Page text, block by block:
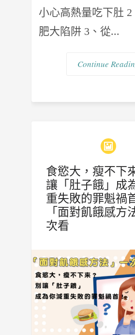
小心高熱量吃下肚
肥大陷阱 3、從...
Continue
食慾大，瘦不下
讓「肚子餓」成
重失敗的罪魁禍
「面對飢餓感方
次看